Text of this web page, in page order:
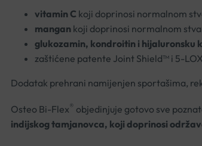
vitamin C koji doprinosi normalnom
mangan koji doprinosi normalnom
glukozamin, kondroitin i hijaluronsku
zaštićene patente Joint Shield™ i 5-
Dodatak prehrani namijenjen sportašima,
Osteo Bi-Flex ® objedinjuje gotovo sve
indijskog tamjanovca, koji doprinosi